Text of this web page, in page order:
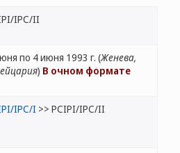
IPC/II
по 4 июня 1993 г. (Женева,
) В очном формате
IPC/I >> PCIPI/IPC/II